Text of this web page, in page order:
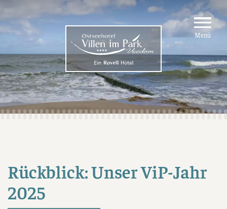
Menü
Rückblick: Unser ViP-Jahr
2025